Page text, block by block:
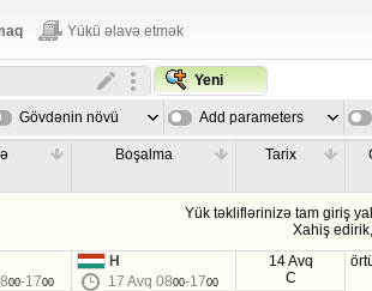
Yükü əlavə etmək
Yeni
Gövdənin növü Add parameters
Boşalma Tarix
Yük təkliflərinizə tam giriş
Xahiş
00-1700
H
17 Avq 0800-1700
14 Avq
C